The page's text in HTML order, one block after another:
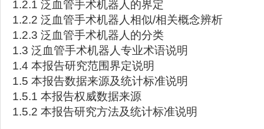
1.2.1 泛血管手术机器人的界定
1.2.2 泛血管手术机器人相似/相关概念辨析
1.2.3 泛血管手术机器人的分类
1.3 泛血管手术机器人专业术语说明
1.4 本报告研究范围界定说明
1.5 本报告数据来源及统计标准说明
1.5.1 本报告权威数据来源
1.5.2 本报告研究方法及统计标准说明